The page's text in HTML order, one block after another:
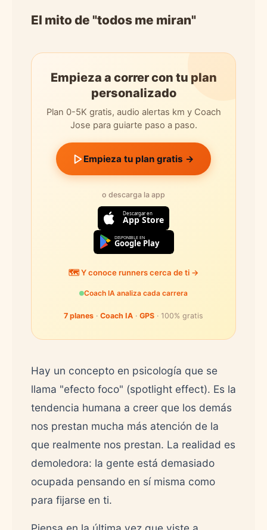
El mito de "todos me miran"
Empieza a correr con tu plan
personalizado
Plan 0-5K gratis, audio alertas km y Coach
Jose para guiarte paso a paso.
Empieza tu plan gratis →
o descarga la app
Descargar en
App Store
DISPONIBLE EN
Google Play
🗺️ Y conoce runners cerca de ti →
Coach IA analiza cada carrera
7 planes · Coach IA · GPS · 100% gratis
Hay un concepto en psicología que se
llama "efecto foco" (spotlight effect). Es la
tendencia humana a creer que los demás
nos prestan mucha más atención de la
que realmente nos prestan. La realidad es
demoledora: la gente está demasiado
ocupada pensando en sí misma como
para fijarse en ti.